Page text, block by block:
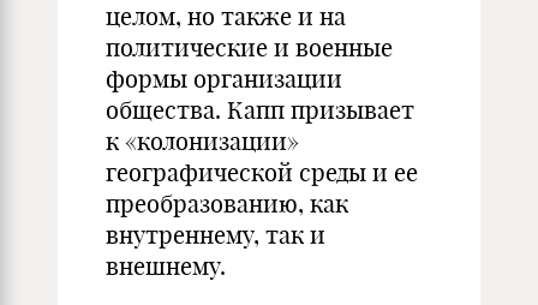
целом, но также и на
политические и военные
формы организации
общест­ва. Капп призывает
к «колонизации»
географической среды и ее
преобразованию, как
внутреннему, так и
внешнему.